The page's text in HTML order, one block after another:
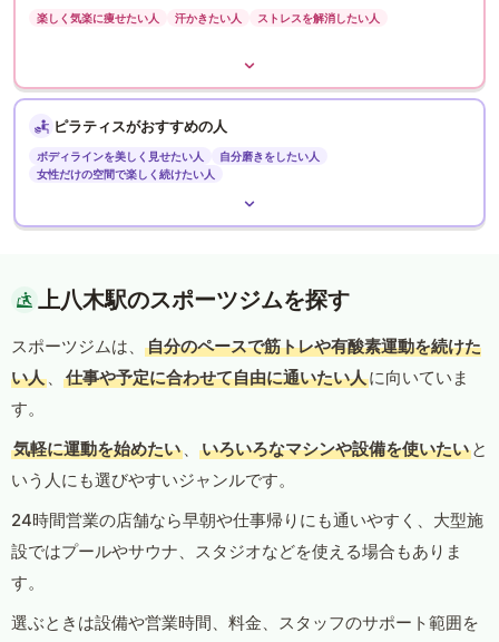
楽しく気楽に痩せたい人 汗かきたい人 ストレスを解消したい人
ピラティスがおすすめの人
ボディラインを美しく見せたい人
自分磨きをしたい人
女性だけの空間で楽しく続けたい人
上八木駅のスポーツジムを探す
スポーツジムは、
自分のペースで筋トレや有酸素運動を続けた
い人 、 仕事や予定に合わせて自由に通いたい人に向いていま
す。
気軽に運動を始めたい 、 いろいろなマシンや設備を使いたい と
いう人にも選びやすいジャンルです。
24時間営業の店舗なら早朝や仕事帰りにも通いやすく、大型施
設ではプールやサウナ、スタジオなどを使える場合もありま
す。
選ぶときは設備や営業時間、料金、スタッフのサポート範囲を